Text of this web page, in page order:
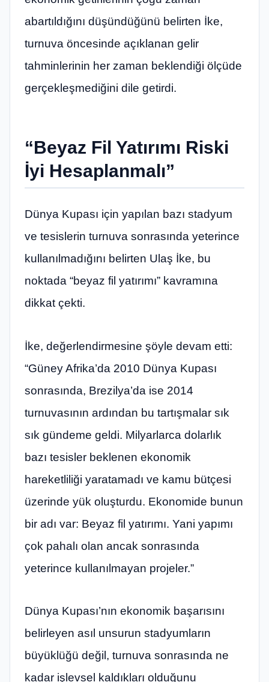
abartıldığını düşündüğünü belirten İke,
turnuva öncesinde açıklanan gelir
tahminlerinin her zaman beklendiği ölçüde
gerçekleşmediğini dile getirdi.
“Beyaz Fil Yatırımı Riski
İyi Hesaplanmalı”
Dünya Kupası için yapılan bazı stadyum
ve tesislerin turnuva sonrasında yeterince
kullanılmadığını belirten Ulaş İke, bu
noktada “beyaz fil yatırımı” kavramına
dikkat çekti.
İke, değerlendirmesine şöyle devam etti:
“Güney Afrika’da 2010 Dünya Kupası
sonrasında, Brezilya’da ise 2014
turnuvasının ardından bu tartışmalar sık
sık gündeme geldi. Milyarlarca dolarlık
bazı tesisler beklenen ekonomik
hareketliliği yaratamadı ve kamu bütçesi
üzerinde yük oluşturdu. Ekonomide bunun
bir adı var: Beyaz fil yatırımı. Yani yapımı
çok pahalı olan ancak sonrasında
yeterince kullanılmayan projeler.”
Dünya Kupası’nın ekonomik başarısını
belirleyen asıl unsurun stadyumların
büyüklüğü değil, turnuva sonrasında ne
kadar işlevsel kaldıkları olduğunu